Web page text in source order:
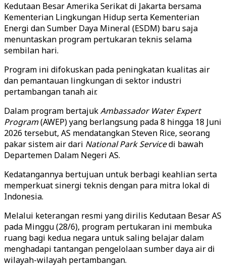
Kedutaan Besar Amerika Serikat di Jakarta bersama
Kementerian Lingkungan Hidup serta Kementerian
Energi dan Sumber Daya Mineral (ESDM) baru saja
menuntaskan program pertukaran teknis selama
sembilan hari.
Program ini difokuskan pada peningkatan kualitas air
dan pemantauan lingkungan di sektor industri
pertambangan tanah air.
Dalam program bertajukAmbassador Water Expert
Program(AWEP) yang berlangsung pada 8 hingga 18 Juni
2026 tersebut, AS mendatangkan Steven Rice, seorang
pakar sistem air dari National Park Servicedi bawah
Departemen Dalam Negeri AS.
Kedatangannya bertujuan untuk berbagi keahlian serta
memperkuat sinergi teknis dengan para mitra lokal di
Indonesia.
Melalui keterangan resmi yang dirilis Kedutaan Besar AS
pada Minggu (28/6), program pertukaran ini membuka
ruang bagi kedua negara untuk saling belajar dalam
menghadapi tantangan pengelolaan sumber daya air di
wilayah-wilayah pertambangan.